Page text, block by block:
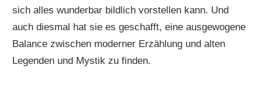
sich alles wunderbar bildlich vorstellen kann. Und
auch diesmal hat sie es geschafft, eine ausgewogene
Balance zwischen moderner Erzählung und alten
Legenden und Mystik zu finden.